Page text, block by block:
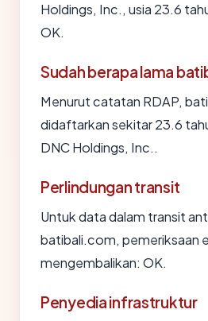
Holdings, Inc., usia 23.6
OK.
Sudah berapa lama
Menurut catatan RDAP,
didaftarkan sekitar 23.6
DNC Holdings, Inc..
Perlindungan transit
Untuk data dalam transit
batibali.com, pemeriksaan
mengembalikan: OK.
Penyedia infrastruktur